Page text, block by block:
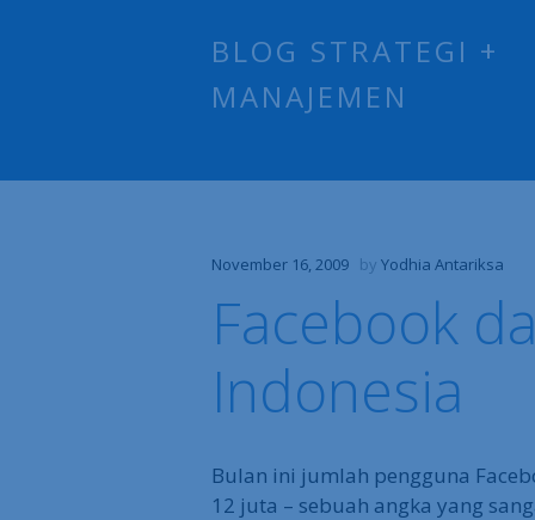
BLOG STRATEGI +
MANAJEMEN
November 16, 2009 by Yodhia Antariksa
Facebook
Indonesia
Bulan ini jumlah pengguna
12 juta – sebuah angka yang